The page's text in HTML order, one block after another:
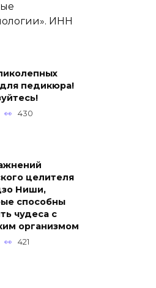
ИНН
педикюра!
430
целителя
Ниши,
способны
чудеса с
организмом
421